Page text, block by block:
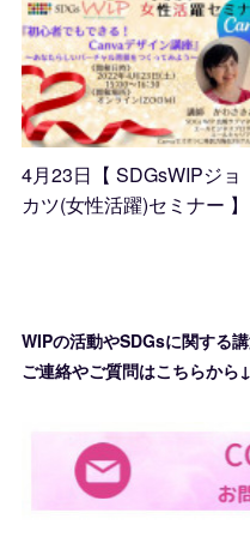
4月23日【 SDGsWIPジョ
カツ(女性活躍)セミナー 】
WIPの活動やSDGsに関する
ご連絡やご質問はこちらから↓